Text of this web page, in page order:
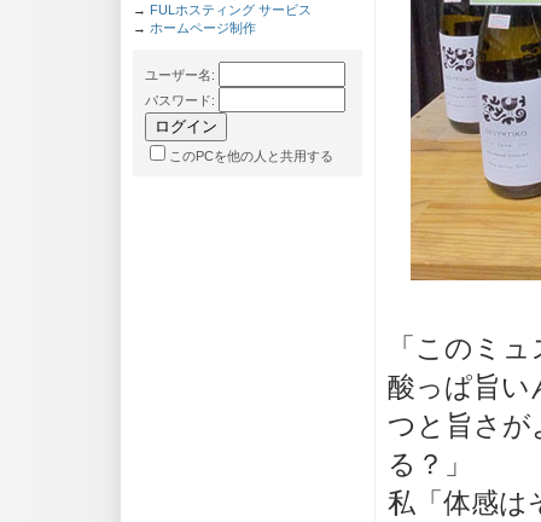
→ FULホスティング サービス
→ ホームページ制作
ユーザー名:
パスワード:
このPCを他の人と共用する
「このミ
酸っぱ旨い
つと旨さが
る？」
私「体感は